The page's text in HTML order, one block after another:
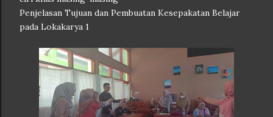
Penjelasan Tujuan dan Pembuatan Kesepakatan Belajar
pada Lokakarya 1